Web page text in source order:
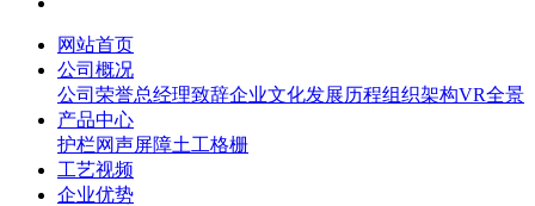
网站首页
公司概况
公司荣誉总经理致辞企业文化发展历程组织架构VR全景
产品中心
护栏网声屏障土工格栅
工艺视频
企业优势